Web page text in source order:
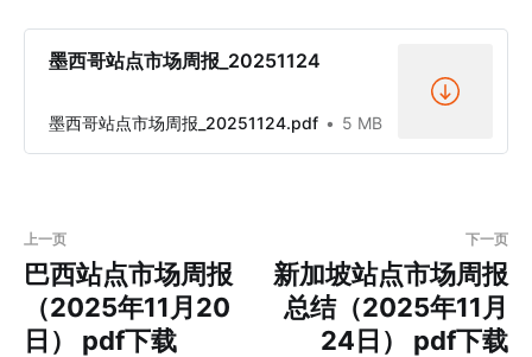
墨西哥站点市场周报_20251124
墨西哥站点市场周报_20251124.pdf 5 MB
上一页
巴西站点市场周报
（2025年11月20
日） pdf下载
下一页
新加坡站点市场周报
总结（2025年11月
24日） pdf下载